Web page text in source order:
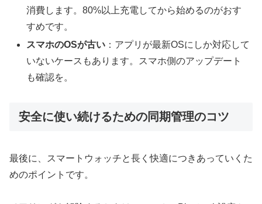
消費します。80%以上充電してから始めるのがおす
すめです。
スマホのOSが古い ：アプリが最新OSにしか対応して
いないケースもあります。スマホ側のアップデート
も確認を。
安全に使い続けるための同期管理のコツ
最後に、スマートウォッチと長く快適につきあっていくた
めのポイントです。